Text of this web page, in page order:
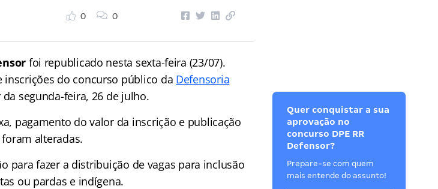
0 0
foi republicado nesta sexta-feira (23/07).
do concurso público da Defensoria
segunda-feira, 26 de julho.
pagamento do valor da inscrição e publicação
alteradas.
para fazer a distribuição de vagas para inclusão
ou pardas e indígena.
Quer conquistar a sua
aprovação no
concurso DPE RR
Defensor?
Prepare-se com quem
mais entende do assunto!